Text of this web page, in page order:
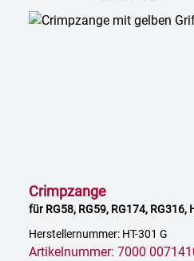
Crimpzange
für RG58, RG59, RG174, RG316,
Herstellernummer: HT-301 G
Artikelnummer: 7000